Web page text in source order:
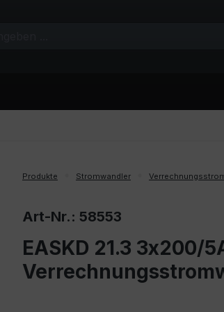
Produkte Stromwandler
Art-Nr.: 58553
EASKD 21.3 3x200/